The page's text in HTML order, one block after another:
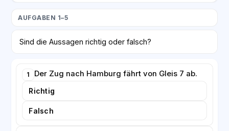
AUFGABEN 1–5
Sind die Aussagen richtig oder falsch?
1 Der Zug nach Hamburg fährt von Gleis 7 ab.
Richtig
Falsch